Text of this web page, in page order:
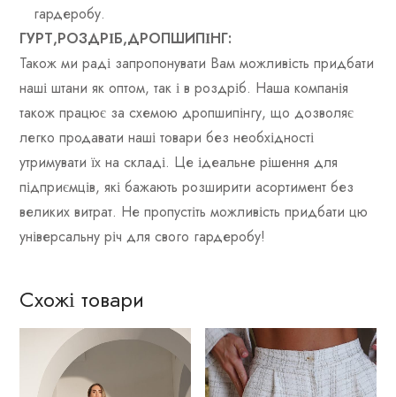
гардеробу.
ГУРТ,РОЗДРІБ,ДРОПШИПІНГ:
Також ми раді запропонувати Вам можливість придбати
наші штани як оптом, так і в роздріб. Наша компанія
також працює за схемою дропшипінгу, що дозволяє
легко продавати наші товари без необхідності
утримувати їх на складі. Це ідеальне рішення для
підприємців, які бажають розширити асортимент без
великих витрат. Не пропустіть можливість придбати цю
універсальну річ для свого гардеробу!
Схожі товари